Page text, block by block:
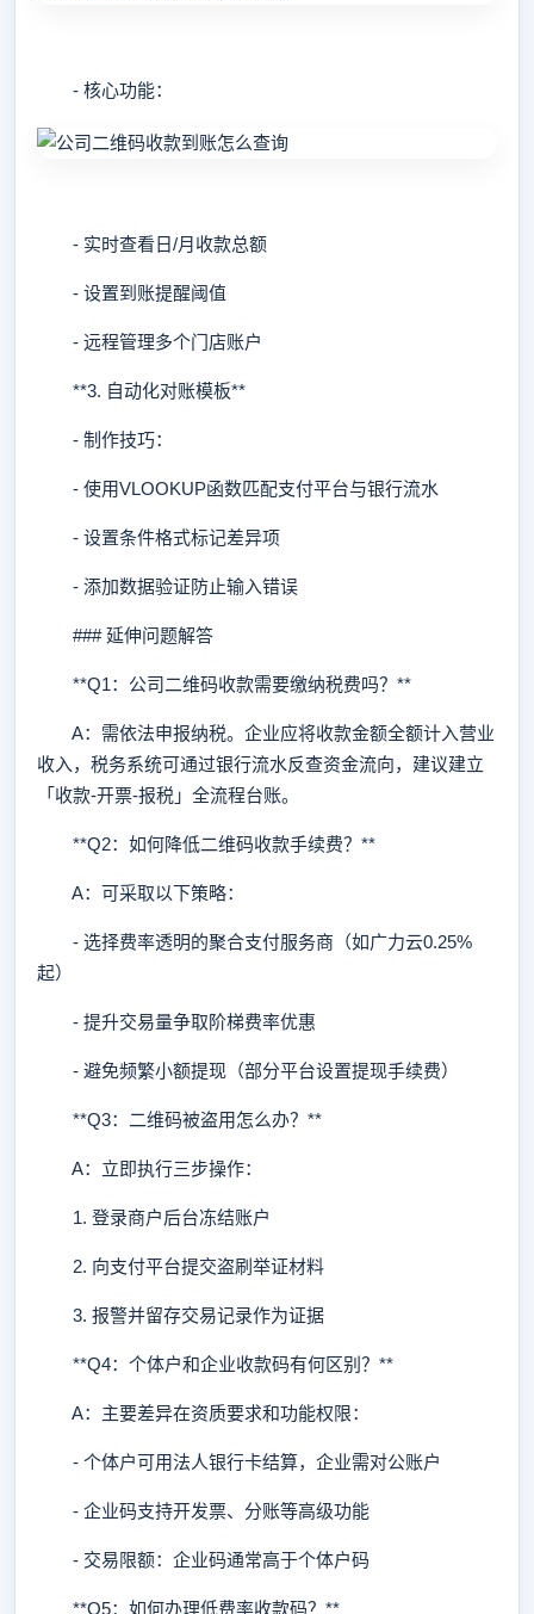
- 核心功能：
- 实时查看日/月收款总额
- 设置到账提醒阈值
- 远程管理多个门店账户
**3. 自动化对账模板**
- 制作技巧：
- 使用VLOOKUP函数匹配支付平台与银行流水
- 设置条件格式标记差异项
- 添加数据验证防止输入错误
### 延伸问题解答
**Q1：公司二维码收款需要缴纳税费吗？**
A：需依法申报纳税。企业应将收款金额全额计入营业
收入，税务系统可通过银行流水反查资金流向，建议建立
「收款-开票-报税」全流程台账。
**Q2：如何降低二维码收款手续费？**
A：可采取以下策略：
- 选择费率透明的聚合支付服务商（如广力云0.25%
起）
- 提升交易量争取阶梯费率优惠
- 避免频繁小额提现（部分平台设置提现手续费）
**Q3：二维码被盗用怎么办？**
A：立即执行三步操作：
1. 登录商户后台冻结账户
2. 向支付平台提交盗刷举证材料
3. 报警并留存交易记录作为证据
**Q4：个体户和企业收款码有何区别？**
A：主要差异在资质要求和功能权限：
- 个体户可用法人银行卡结算，企业需对公账户
- 企业码支持开发票、分账等高级功能
- 交易限额：企业码通常高于个体户码
**Q5：如何办理低费率收款码？**